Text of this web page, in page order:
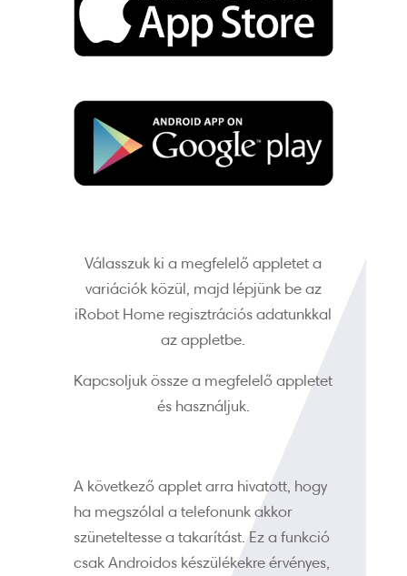
Válasszuk ki a megfelelő appletet a
variációk közül, majd lépjünk be az
iRobot Home regisztrációs adatunkkal
az appletbe.
Kapcsoljuk össze a megfelelő appletet
és használjuk.
A következő applet arra hivatott, hogy
ha megszólal a telefonunk akkor
szüneteltesse a takarítást. Ez a funkció
csak Androidos készülékekre érvényes,